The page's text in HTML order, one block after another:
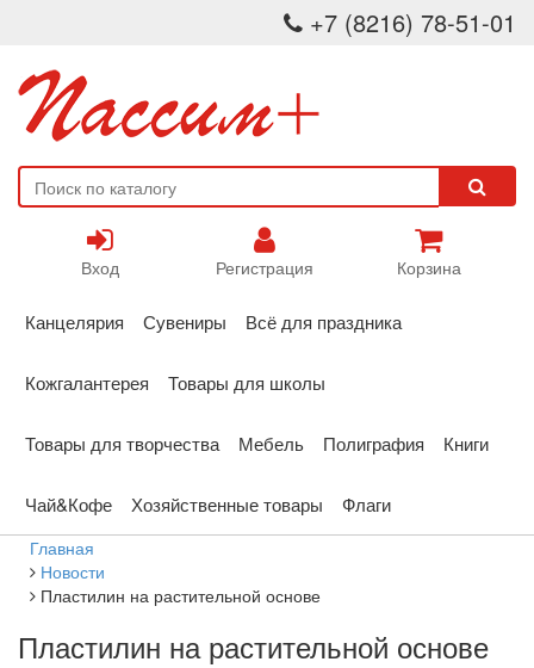
+7 (8216) 78-51-01
Вход Регистрация Корзина
Канцелярия Сувениры Всё для праздника
Кожгалантерея Товары для школы
Товары для творчества Мебель Полиграфия Книги
Чай&Кофе Хозяйственные товары Флаги
Главная
Новости
Пластилин на растительной основе
Пластилин на растительной основе